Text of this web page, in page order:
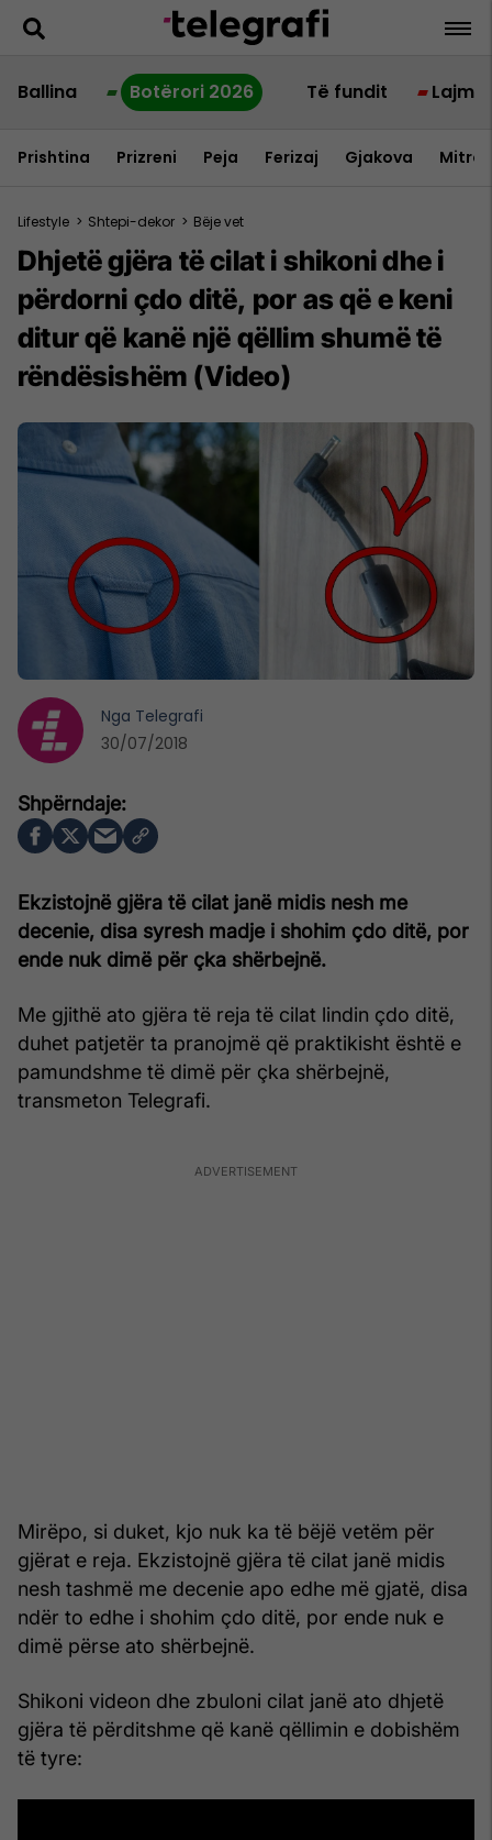
Ballina Botërori 2026 Të fundit Lajme
Prishtina Prizreni Peja Ferizaj Gjakova
Lifestyle > Shtepi-dekor > Bëje vet
Dhjetë gjëra të cilat i shikoni dhe i
përdorni çdo ditë, por as që e keni
ditur që kanë një qëllim shumë të
rëndësishëm (Video)
Ekzistojnë gjëra të cilat janë midis nesh me
decenie, disa syresh madje i shohim çdo ditë, por
ende nuk dimë për çka shërbejnë.
Me gjithë ato gjëra të reja të cilat lindin çdo ditë,
duhet patjetër ta pranojmë që praktikisht është e
pamundshme të dimë për çka shërbejnë,
transmeton Telegrafi.
Mirëpo, si duket, kjo nuk ka të bëjë vetëm për
gjërat e reja. Ekzistojnë gjëra të cilat janë midis
nesh tashmë me decenie apo edhe më gjatë, disa
ndër to edhe i shohim çdo ditë, por ende nuk e
dimë përse ato shërbejnë.
Shikoni videon dhe zbuloni cilat janë ato dhjetë
gjëra të përditshme që kanë qëllimin e dobishëm
të tyre:
Nga Telegrafi
30/07/2018